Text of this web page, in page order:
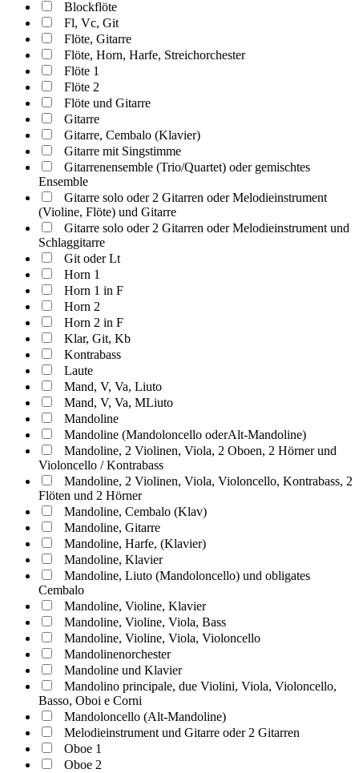
Blockflöte
Fl, Vc, Git
Flöte, Gitarre
Flöte, Horn, Harfe, Streichorchester
Flöte 1
Flöte 2
Flöte und Gitarre
Gitarre
Gitarre, Cembalo (Klavier)
Gitarre mit Singstimme
Gitarrenensemble (Trio/Quartet) oder gemischtes
Ensemble
Gitarre solo oder 2 Gitarren oder Melodieinstrument
(Violine, Flöte) und Gitarre
Gitarre solo oder 2 Gitarren oder Melodieinstrument und
Schlaggitarre
Git oder Lt
Horn 1
Horn 1 in F
Horn 2
Horn 2 in F
Klar, Git, Kb
Kontrabass
Laute
Mand, V, Va, Liuto
Mand, V, Va, MLiuto
Mandoline
Mandoline (Mandoloncello oderAlt-Mandoline)
Mandoline, 2 Violinen, Viola, 2 Oboen, 2 Hörner und
Violoncello / Kontrabass
Mandoline, 2 Violinen, Viola, Violoncello, Kontrabass, 2
Flöten und 2 Hörner
Mandoline, Cembalo (Klav)
Mandoline, Gitarre
Mandoline, Harfe, (Klavier)
Mandoline, Klavier
Mandoline, Liuto (Mandoloncello) und obligates
Cembalo
Mandoline, Violine, Klavier
Mandoline, Violine, Viola, Bass
Mandoline, Violine, Viola, Violoncello
Mandolinenorchester
Mandoline und Klavier
Mandolino principale, due Violini, Viola, Violoncello,
Basso, Oboi e Corni
Mandoloncello (Alt-Mandoline)
Melodieinstrument und Gitarre oder 2 Gitarren
Oboe 1
Oboe 2